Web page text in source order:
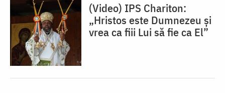
(Video) IPS Chariton:
„Hristos este Dumnezeu și
vrea ca fiii Lui să fie ca El”